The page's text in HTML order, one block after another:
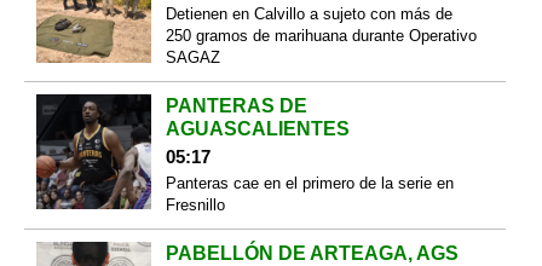
Detienen en Calvillo a sujeto con más de
250 gramos de marihuana durante Operativo
SAGAZ
PANTERAS DE
AGUASCALIENTES
05:17
Panteras cae en el primero de la serie en
Fresnillo
PABELLÓN DE ARTEAGA, AGS